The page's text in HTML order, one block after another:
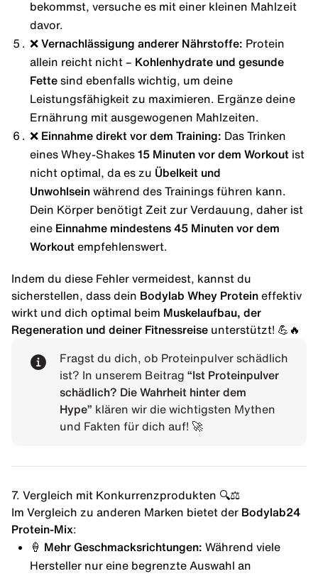
bekommst, versuche es mit einer kleinen Mahlzeit
davor.
❌ Vernachlässigung anderer Nährstoffe: Protein
allein reicht nicht – Kohlenhydrate und gesunde
Fettesind ebenfalls wichtig, um deine
Leistungsfähigkeit zu maximieren. Ergänze deine
Ernährung mit ausgewogenen Mahlzeiten.
❌ Einnahme direkt vor dem Training: Das Trinken
eines Whey-Shakes 15 Minuten vor dem Workoutist
nicht optimal, da es zu Übelkeit und
Unwohlseinwährend des Trainings führen kann.
Dein Körper benötigt Zeit zur Verdauung, daher ist
eine Einnahme mindestens 45 Minuten vor dem
Workoutempfehlenswert.
Indem du diese Fehler vermeidest, kannst du
sicherstellen, dass dein Bodylab Whey Protein effektiv
wirkt und dich optimal beim Muskelaufbau, der
Regeneration und deiner Fitnessreise unterstützt! 💪🔥
Fragst du dich, ob Proteinpulver schädlich
ist? In unserem Beitrag “Ist Proteinpulver
schädlich? Die Wahrheit hinter dem
Hype” klären wir die wichtigsten Mythen
und Fakten für dich auf! 🚀
7. Vergleich mit Konkurrenzprodukten 🔍⚖️
Im Vergleich zu anderen Marken bietet der Bodylab24
Protein-Mix:
🍦 Mehr Geschmacksrichtungen: Während viele
Hersteller nur eine begrenzte Auswahl an